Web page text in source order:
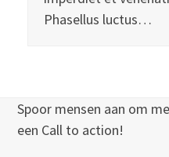
Phasellus luctus…
Spoor mensen aan om
een Call to action!